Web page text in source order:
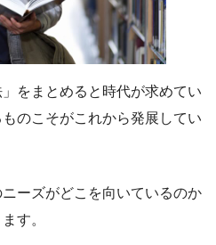
」をまとめると時代が求めてい
のこそがこれから発展してい
ーズがどこを向いているのか
す。